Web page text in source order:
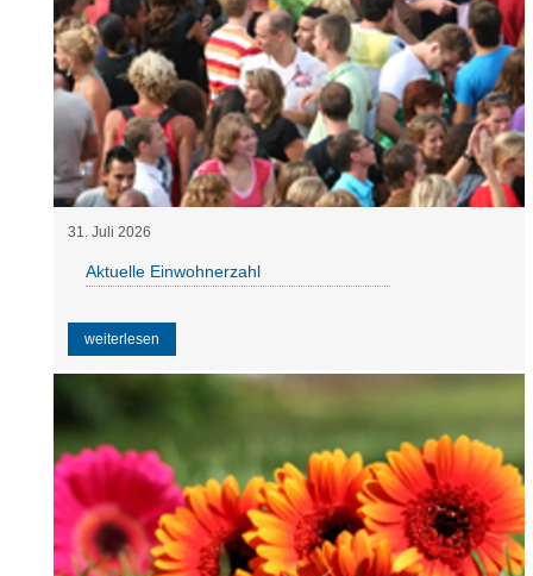
31. Juli 2026
Aktuelle Einwohnerzahl
weiterlesen